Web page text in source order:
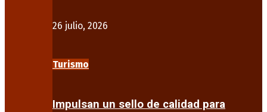
26 julio, 2026
Turismo
Impulsan un sello de calidad para